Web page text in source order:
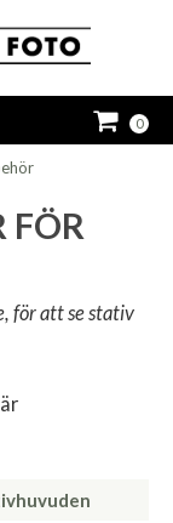
0
FÖR
för att se stativ